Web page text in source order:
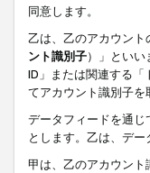
同意します。
乙は、乙のアカウン
ント識別子）」とい
ID」または関連する「
てアカウント識別子を
データフィードを通じ
とします。乙は、デ
甲は、乙のアカウン